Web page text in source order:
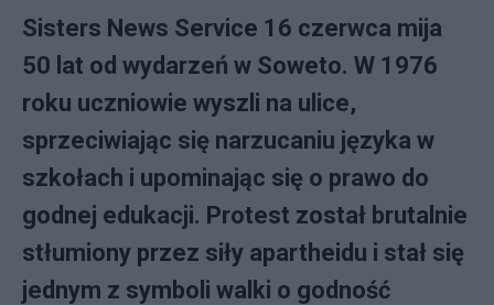
Sisters News Service 16 czerwca mija
50 lat od wydarzeń w Soweto. W 1976
roku uczniowie wyszli na ulice,
sprzeciwiając się narzucaniu języka w
szkołach i upominając się o prawo do
godnej edukacji. Protest został brutalnie
stłumiony przez siły apartheidu i stał się
jednym z symboli walki o godność